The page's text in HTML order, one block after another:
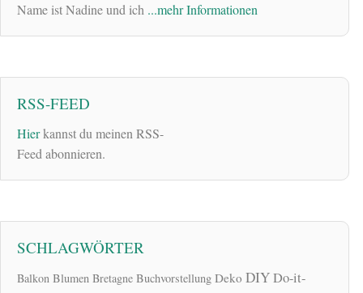
Name ist Nadine und ich ...mehr Informationen
RSS-FEED
Hierkannst du meinen RSS-
Feed abonnieren.
SCHLAGWÖRTER
Balkon Blumen Bretagne Buchvorstellung Deko DIYDo-it-